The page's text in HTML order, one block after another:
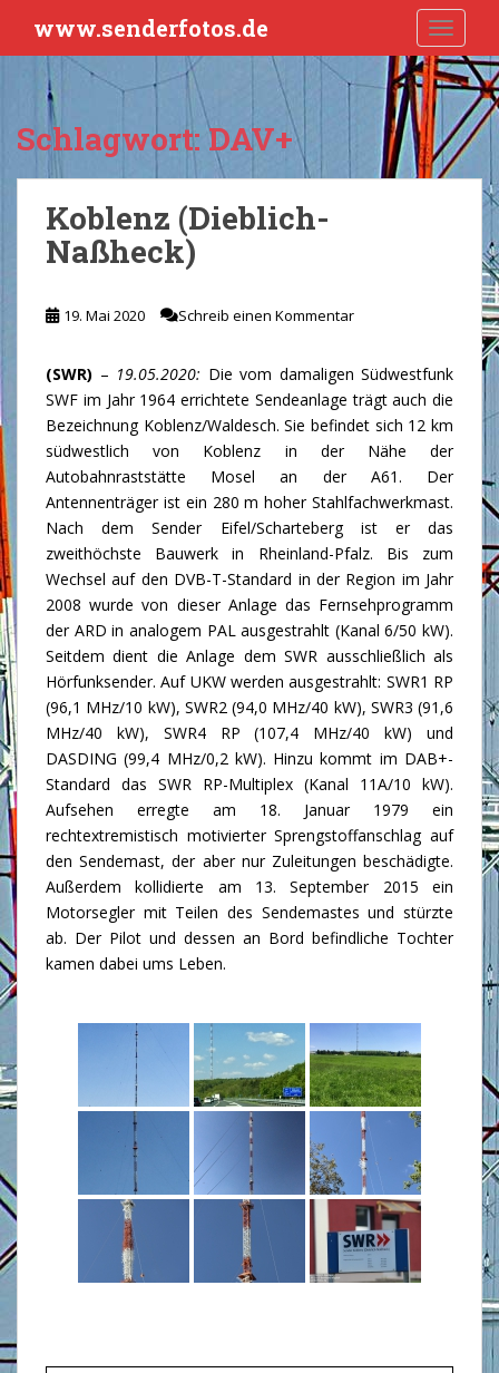
i
t
www.senderfotos.de
Schlagwort:DAV+
Koblenz (Dieblich-
Naßheck)
19. Mai 2020 Schreib einen Kommentar
(SWR) – 19.05.2020: Die vom damaligen Südwestfunk
SWF im Jahr 1964 errichtete Sendeanlage trägt auch die
Bezeichnung Koblenz/Waldesch. Sie befindet sich 12 km
südwestlich von Koblenz in der Nähe der
Autobahnraststätte Mosel an der A61. Der
Antennenträger ist ein 280 m hoher Stahlfachwerkmast.
Nach dem Sender Eifel/Scharteberg ist er das
zweithöchste Bauwerk in Rheinland-Pfalz. Bis zum
Wechsel auf den DVB-T-Standard in der Region im Jahr
2008 wurde von dieser Anlage das Fernsehprogramm
der ARD in analogem PAL ausgestrahlt (Kanal 6/50 kW).
Seitdem dient die Anlage dem SWR ausschließlich als
Hörfunksender. Auf UKW werden ausgestrahlt: SWR1 RP
(96,1 MHz/10 kW), SWR2 (94,0 MHz/40 kW), SWR3 (91,6
MHz/40 kW), SWR4 RP (107,4 MHz/40 kW) und
DASDING (99,4 MHz/0,2 kW). Hinzu kommt im DAB+-
Standard das SWR RP-Multiplex (Kanal 11A/10 kW).
Aufsehen erregte am 18. Januar 1979 ein
rechtextremistisch motivierter Sprengstoffanschlag auf
den Sendemast, der aber nur Zuleitungen beschädigte.
Außerdem kollidierte am 13. September 2015 ein
Motorsegler mit Teilen des Sendemastes und stürzte
ab. Der Pilot und dessen an Bord befindliche Tochter
kamen dabei ums Leben.